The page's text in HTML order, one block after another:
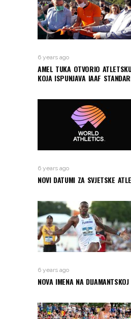
6 years ago
AMEL TUKA OTVORIO
KOJA ISPUNJAVA IAAF
6 years ago
NOVI DATUMI ZA SVJETSKE
6 years ago
NOVA IMENA NA